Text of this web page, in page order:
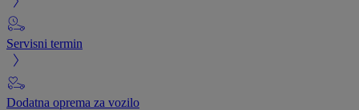
Servisni termin
Dodatna oprema za vozilo